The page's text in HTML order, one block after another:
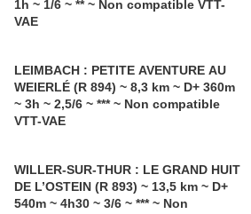
1h ~ 1/6 ~ ** ~ Non compatible VTT-
VAE
LEIMBACH : PETITE AVENTURE AU
WEIERLÉ (R 894) ~ 8,3 km ~ D+ 360m
~ 3h ~ 2,5/6 ~ *** ~ Non compatible
VTT-VAE
WILLER-SUR-THUR : LE GRAND HUIT
DE L’OSTEIN (R 893) ~ 13,5 km ~ D+
540m ~ 4h30 ~ 3/6 ~ *** ~ Non